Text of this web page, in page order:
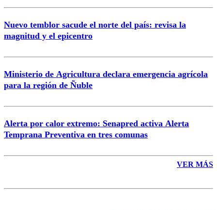
Nuevo temblor sacude el norte del país: revisa la
magnitud y el epicentro
Ministerio de Agricultura declara emergencia agrícola
para la región de Ñuble
Alerta por calor extremo: Senapred activa Alerta
Temprana Preventiva en tres comunas
VER MÁS